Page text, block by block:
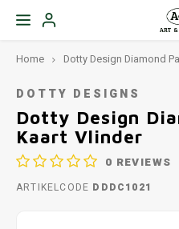
Home Dotty Design Diamond
DOTTY DESIGNS
Dotty Design
Kaart Vlinder
0 REVIEWS
ARTIKELCODE DDDC1021